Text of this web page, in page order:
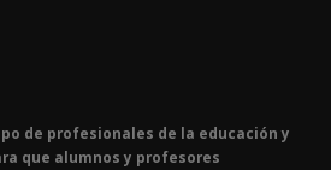
de profesionales de la educación y
que alumnos y profesores